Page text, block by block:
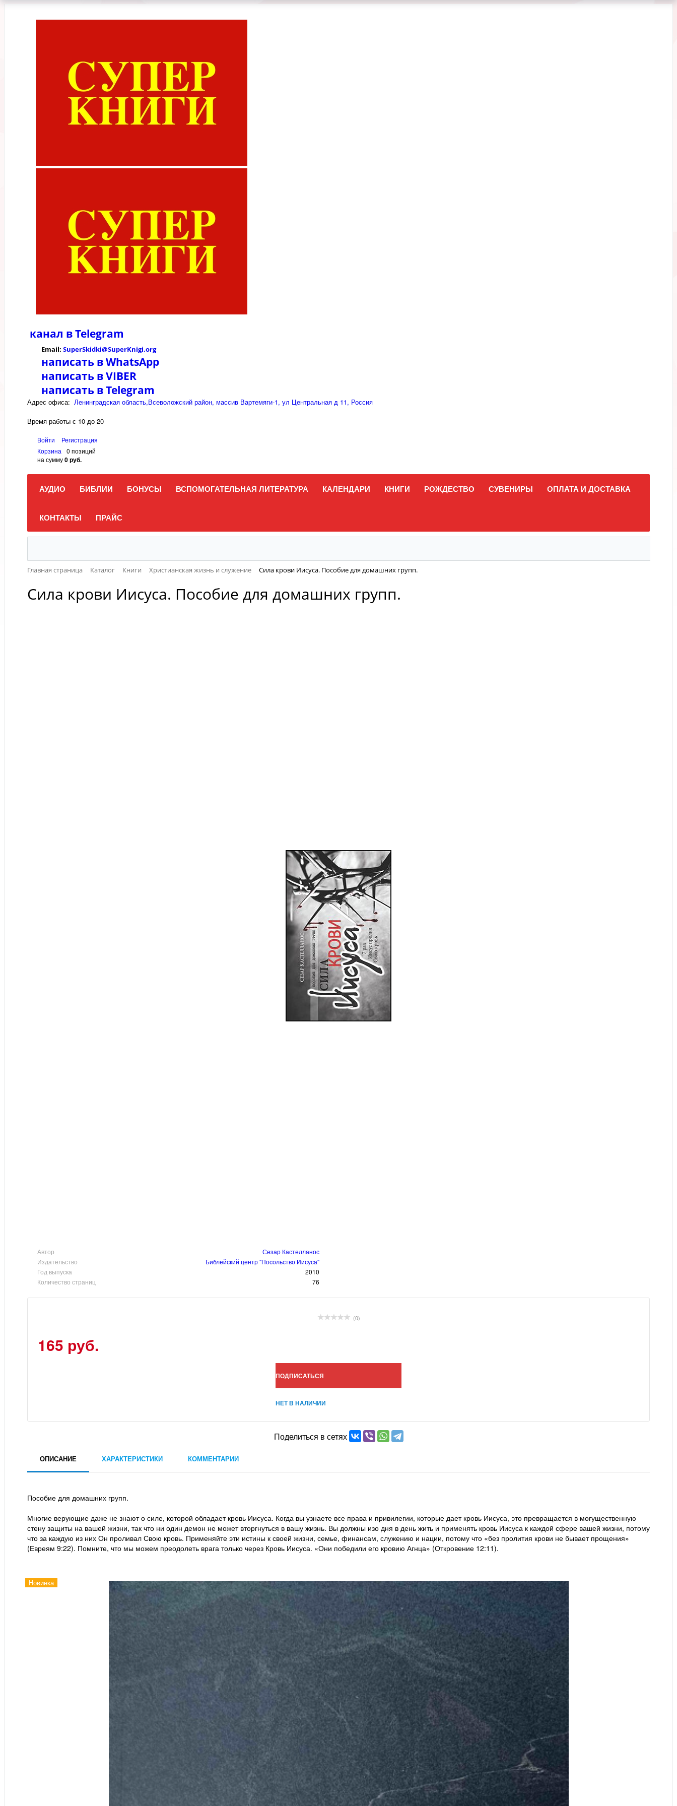
канал вTelegram
Email: SuperSkidki@SuperKnigi.org
написать в WhatsApp
написать в VIBER
написать в Telegram
Адрес офиса: Ленинградская область,Всеволожский район, массив Вартемяги-1, ул Центральная д 11, Россия
Время работы с 10 до 20
Войти
Регистрация
Корзина
0 позиций
на сумму0 руб.
АУДИО БИБЛИИ БОНУСЫ ВСПОМОГАТЕЛЬНАЯ ЛИТЕРАТУРА КАЛЕНДАРИ КНИГИ РОЖДЕСТВО СУВЕНИРЫ ОПЛАТА И ДОСТАВКА
КОНТАКТЫ ПРАЙС
Главная страница Каталог Книги Христианская жизнь и служение Сила крови Иисуса. Пособие для домашних групп.
Сила крови Иисуса. Пособие для домашних групп.
Автор
Сезар Кастелланос
Издательство
Библейский центр "Посольство Иисуса"
Год выпуска
2010
Количество страниц
76
(0)
165 руб.
ПОДПИСАТЬСЯ
НЕТ В НАЛИЧИИ
Поделиться в сетях
ОПИСАНИЕ ХАРАКТЕРИСТИКИ КОММЕНТАРИИ
Пособие для домашних групп.
Многие верующие даже не знают о силе, которой обладает кровь Иисуса. Когда вы узнаете все права и привилегии, которые дает кровь Иисуса, это превращается в могущественную
стену защиты на вашей жизни, так что ни один демон не может вторгнуться в вашу жизнь. Вы должны изо дня в день жить и применять кровь Иисуса к каждой сфере вашей жизни, потому
что за каждую из них Он проливал Свою кровь. Применяйте эти истины к своей жизни, семье, финансам, служению и нации, потому что «без пролития крови не бывает прощения»
(Евреям 9:22). Помните, что мы можем преодолеть врага только через Кровь Иисуса. «Они победили его кровию Агнца» (Откровение 12:11).
Новинка